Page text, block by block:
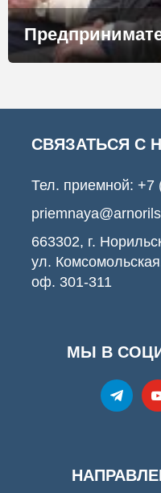
СВЯЗАТЬСЯ С
Тел. приемной: +7
663302, г.
ул.
оф. 301-311
МЫ В